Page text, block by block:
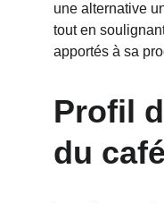
une alternative
tout en
apportés à sa
Profil
du